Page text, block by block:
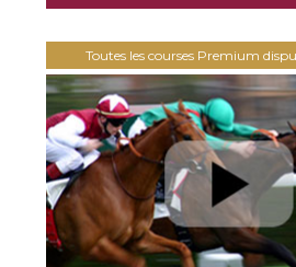
Toutes les courses Premium